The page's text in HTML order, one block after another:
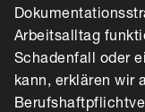
Arbeitsalltag
Schadenfall oder
kann, erklären wir